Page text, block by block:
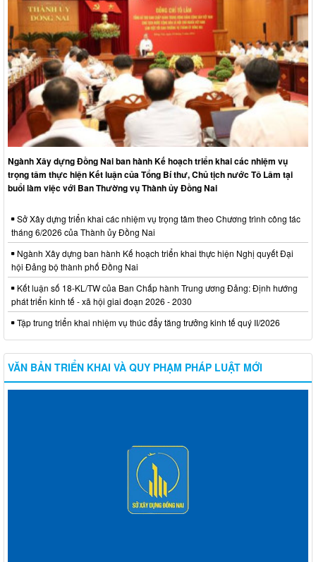
Ngành Xây dựng Đồng Nai ban hành Kế hoạch triển khai các nhiệm vụ
trọng tâm thực hiện Kết luận của Tổng Bí thư, Chủ tịch nước Tô Lâm tại
buổi làm việc với Ban Thường vụ Thành ủy Đồng Nai
Sở Xây dựng triển khai các nhiệm vụ trọng tâm theo Chương trình công tác
tháng 6/2026 của Thành ủy Đồng Nai
Ngành Xây dựng ban hành Kế hoạch triển khai thực hiện Nghị quyết Đại
hội Đảng bộ thành phố Đồng Nai
Kết luận số 18-KL/TW của Ban Chấp hành Trung ương Đảng: Định hướng
phát triển kinh tế - xã hội giai đoạn 2026 - 2030
Tập trung triển khai nhiệm vụ thúc đẩy tăng trưởng kinh tế quý II/2026
VĂN BẢN TRIỂN KHAI VÀ QUY PHẠM PHÁP LUẬT MỚI